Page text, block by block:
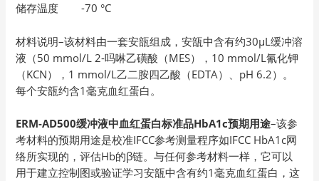
储存温度 -70 °C
材料说明–该材料由一套安瓿组成，安瓿中含有约30μL缓冲溶
液（50 mmol/L 2-吗啉乙磺酸（MES），10 mmol/L氰化钾
（KCN），1 mmol/L乙二胺四乙酸（EDTA）、pH 6.2）。
每个安瓿约含1毫克血红蛋白。
ERM-AD500缓冲液中血红蛋白标准品HbA1c预期用途–该参
考材料的预期用途是校准IFCC参考测量程序如IFCC HbA1c网
络所实现的，评估Hb的β链。与任何参考材料一样，它可以
用于建立控制图或验证学习安瓿中含有约1毫克血红蛋白，这